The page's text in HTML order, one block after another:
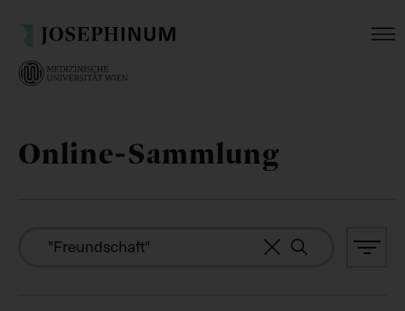
Online-Sammlung